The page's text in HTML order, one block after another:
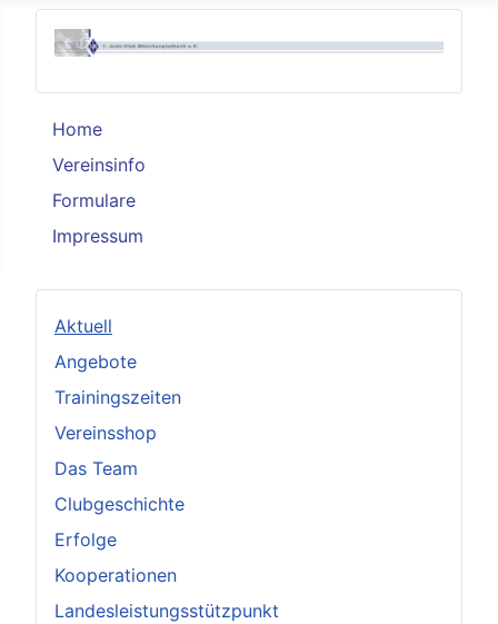
Home
Vereinsinfo
Formulare
Impressum
Aktuell
Angebote
Trainingszeiten
Vereinsshop
Das Team
Clubgeschichte
Erfolge
Kooperationen
Landesleistungsstützpunkt